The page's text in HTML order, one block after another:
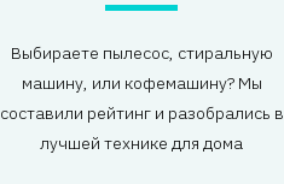
Выбираете пылесос, стиральную
машину, или кофемашину? Мы
составили рейтинг и разобрались в
лучшей технике для дома